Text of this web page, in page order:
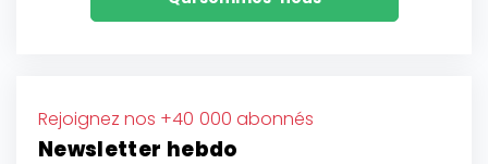
Rejoignez nos +40 000 abonnés
Newsletter hebdo